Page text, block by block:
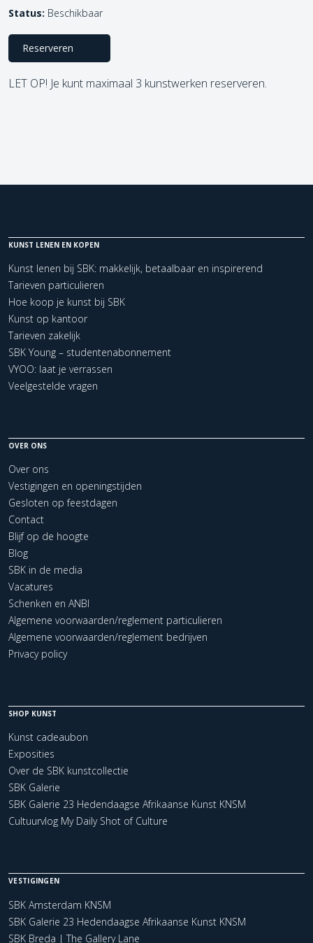
Status: Beschikbaar
Reserveren
LET OP! Je kunt maximaal 3 kunstwerken reserveren.
KUNST LENEN EN KOPEN
Kunst lenen bij SBK: makkelijk, betaalbaar en inspirerend
Tarieven particulieren
Hoe koop je kunst bij SBK
Kunst op kantoor
Tarieven zakelijk
SBK Young – studentenabonnement
VYOO: laat je verrassen
Veelgestelde vragen
OVER ONS
Over ons
Vestigingen en openingstijden
Gesloten op feestdagen
Contact
Blijf op de hoogte
Blog
SBK in de media
Vacatures
Schenken en ANBI
Algemene voorwaarden/reglement particulieren
Algemene voorwaarden/reglement bedrijven
Privacy policy
SHOP KUNST
Kunst cadeaubon
Exposities
Over de SBK kunstcollectie
SBK Galerie
SBK Galerie 23 Hedendaagse Afrikaanse Kunst KNSM
Cultuurvlog My Daily Shot of Culture
VESTIGINGEN
SBK Amsterdam KNSM
SBK Galerie 23 Hedendaagse Afrikaanse Kunst KNSM
SBK Breda | The Gallery Lane